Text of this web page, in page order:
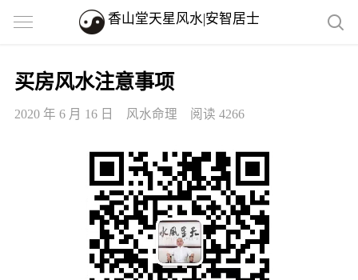
香山堂天星风水|安智居士
买房风水注意事项
2020 年 6 月 16 日 风水命理 阅读 4266